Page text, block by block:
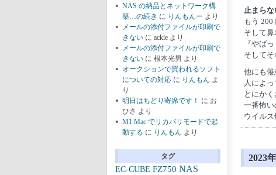
NAS の納品とネットワーク構
築…の続き に りんもんー より
メールの添付ファイルが印刷で
きない に ackie より
メールの添付ファイルが印刷で
きない に 根本光男 より
オークションで買われるソフト
についての対応 に りんもん よ
り
明日はちどり寄席です！
に お
ひさ より
M1 Mac でリカバリモードで起
動する に りんもん より
タグ
EC-CUBE FZ750 NAS
止まら
もう 200
そして
『やば
そしてそ
他にも
人によ
とにか
一番怖
ウイル
2023